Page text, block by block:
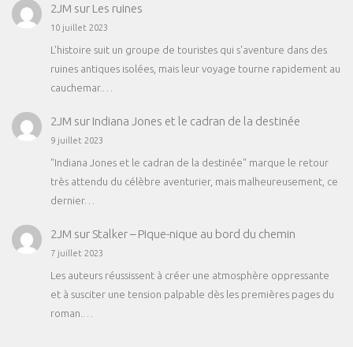
2JM sur Les ruines
10 juillet 2023
L'histoire suit un groupe de touristes qui s'aventure dans des
ruines antiques isolées, mais leur voyage tourne rapidement au
cauchemar.…
2JM sur Indiana Jones et le cadran de la destinée
9 juillet 2023
"Indiana Jones et le cadran de la destinée" marque le retour
très attendu du célèbre aventurier, mais malheureusement, ce
dernier…
2JM sur Stalker – Pique-nique au bord du chemin
7 juillet 2023
Les auteurs réussissent à créer une atmosphère oppressante
et à susciter une tension palpable dès les premières pages du
roman.…